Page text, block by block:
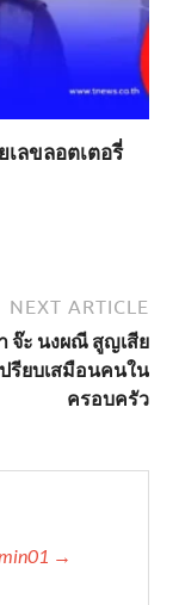
เลขลอตเตอรี่
NEXT ARTICLE
จ๊ะ นงผณี สูญเสีย
รียบเสมือนคนใน
ครอบครัว
→